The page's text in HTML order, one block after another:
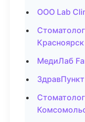
ООО Lab
Красноярск
МедиЛаб